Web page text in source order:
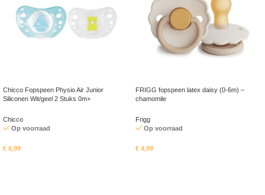
Chicco Fopspeen Physio Air Junior
Siliconen Wit/geel 2 Stuks 0m+
Chicco
Op voorraad
€ 6,99
FRIGG fopspeen latex daisy (0-6m) –
chamomile
Frigg
Op voorraad
€ 4,99